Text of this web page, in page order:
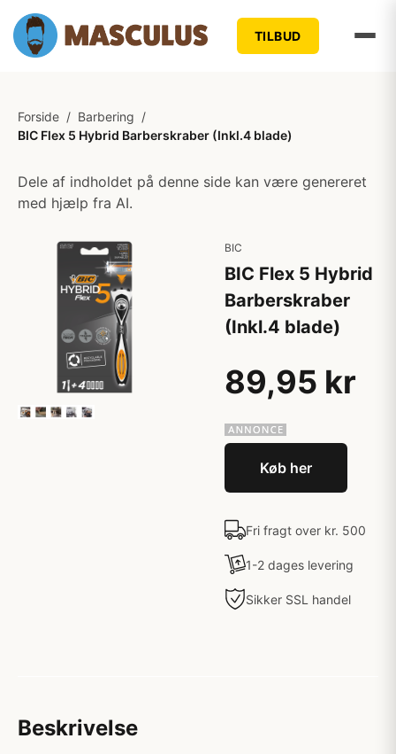
TILBUD
Forside / Barbering /
BIC Flex 5 Hybrid Barberskraber (Inkl.4 blade)
Dele af indholdet på denne side kan være genereret
med hjælp fra AI.
BIC
BIC Flex 5 Hybrid
Barberskraber
(Inkl.4 blade)
89,95 kr
Køb her
Fri fragt over kr. 500
1-2 dages levering
Sikker SSL handel
Beskrivelse